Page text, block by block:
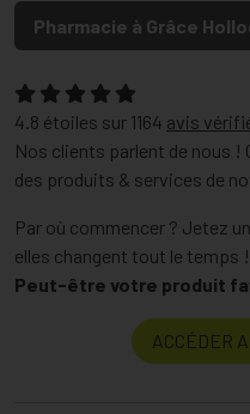
Pharmacie à Grâce
4.8 étoiles sur 1164 avis
Nos clients parlent de nous !
des produits & services de
Par où commencer ? Jetez
elles changent tout le temps !
Peut-être votre produit
ACCÉDER